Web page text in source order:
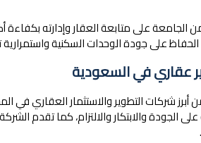
على متابعة العقار وإدارته بكفاءة
على جودة الوحدات السكنية واستمرارية
عقاري في السعودية
الجودة والابتكار والالتزام، كما تقدم